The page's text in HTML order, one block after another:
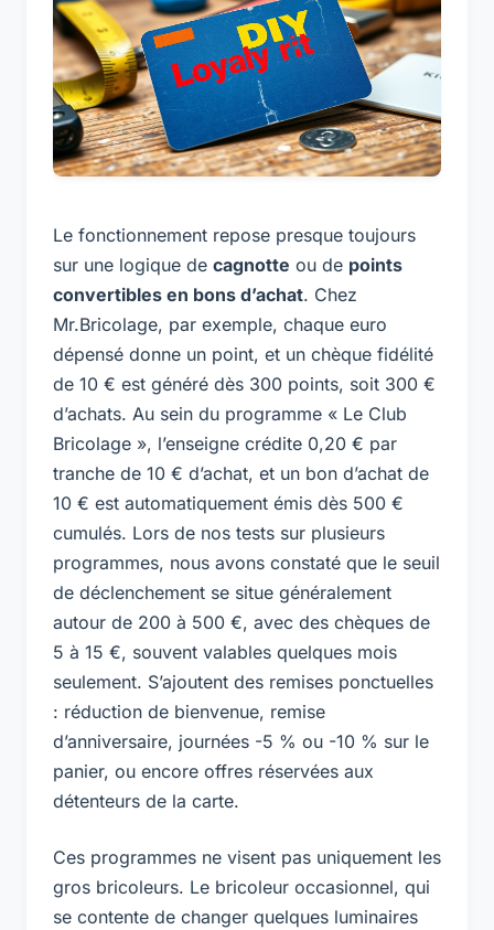
Le fonctionnement repose presque toujours
sur une logique de cagnotte ou de points
convertibles en bons d’achat. Chez
Mr.Bricolage, par exemple, chaque euro
dépensé donne un point, et un chèque fidélité
de 10 € est généré dès 300 points, soit 300 €
d’achats. Au sein du programme « Le Club
Bricolage », l’enseigne crédite 0,20 € par
tranche de 10 € d’achat, et un bon d’achat de
10 € est automatiquement émis dès 500 €
cumulés. Lors de nos tests sur plusieurs
programmes, nous avons constaté que le seuil
de déclenchement se situe généralement
autour de 200 à 500 €, avec des chèques de
5 à 15 €, souvent valables quelques mois
seulement. S’ajoutent des remises ponctuelles
: réduction de bienvenue, remise
d’anniversaire, journées -5 % ou -10 % sur le
panier, ou encore offres réservées aux
détenteurs de la carte.
Ces programmes ne visent pas uniquement les
gros bricoleurs. Le bricoleur occasionnel, qui
se contente de changer quelques luminaires